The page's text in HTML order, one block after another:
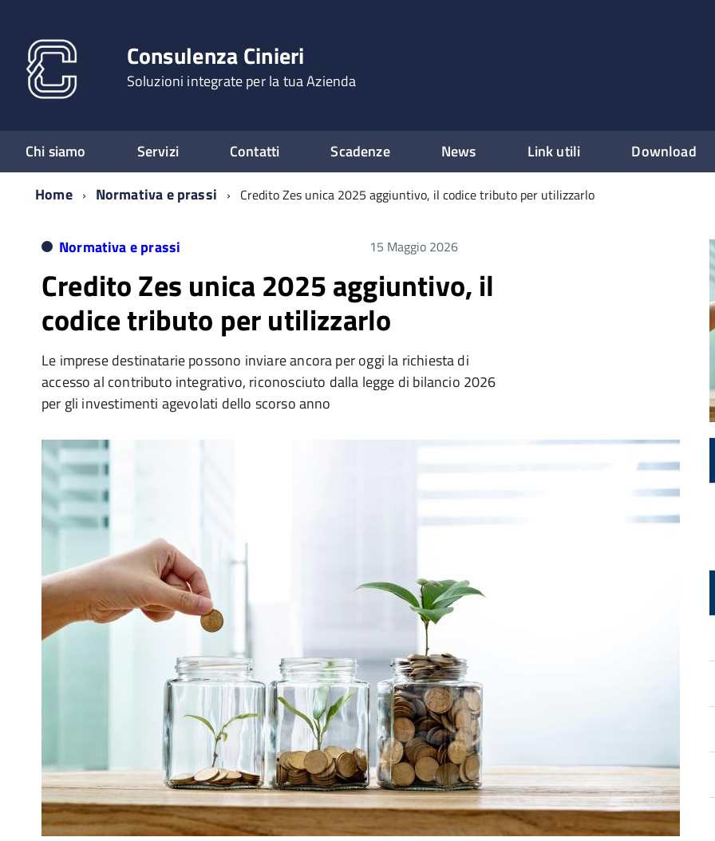
Consulenza Cinieri
Soluzioni integrate per la tua Azienda
Chi siamo Servizi Contatti Scadenze News Link utili Download
Home
Normativa e prassi Credito Zes unica 2025 aggiuntivo, il codice tributo per utilizzarlo
Normativa e prassi 15 Maggio 2026
Credito Zes unica 2025 aggiuntivo, il
codice tributo per utilizzarlo
Le imprese destinatarie possono inviare ancora per oggi la richiesta di
accesso al contributo integrativo, riconosciuto dalla legge di bilancio 2026
per gli investimenti agevolati dello scorso anno